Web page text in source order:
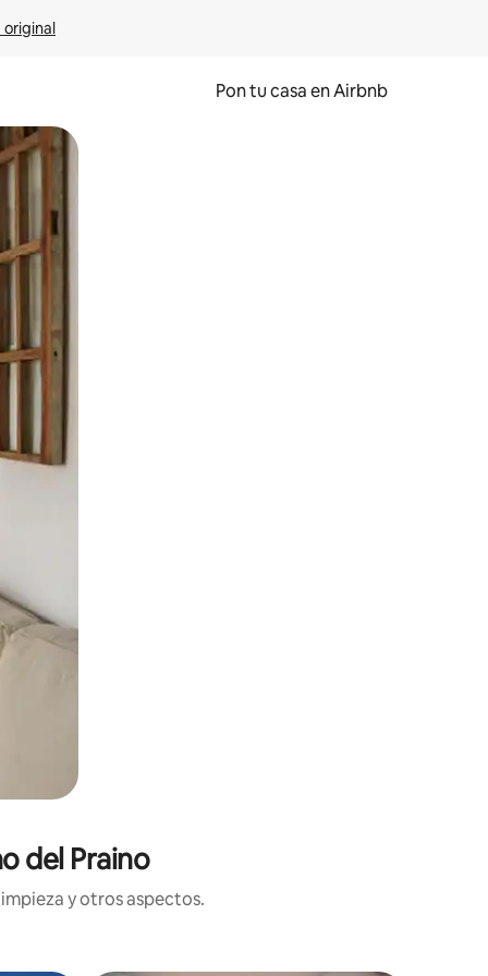
original
Pon tu casa en Airbnb
desliza el dedo.
del Praino
y otros aspectos.